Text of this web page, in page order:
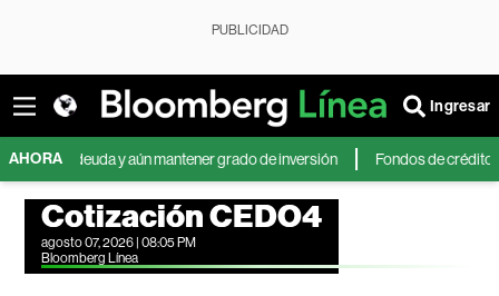
PUBLICIDAD
Ingresar
AHORA
deuda y aún mantener grado de inversión Fondos de crédito privado
Cotización CEDO4
agosto 07, 2026 | 08:05 PM
Bloomberg Línea